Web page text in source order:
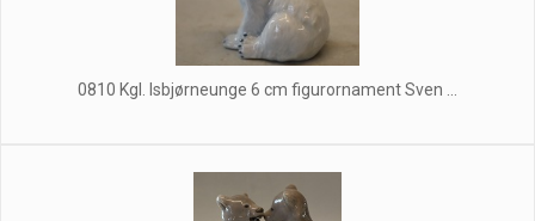
0810 Kgl. Isbjørneunge 6 cm figurornament Sven ...